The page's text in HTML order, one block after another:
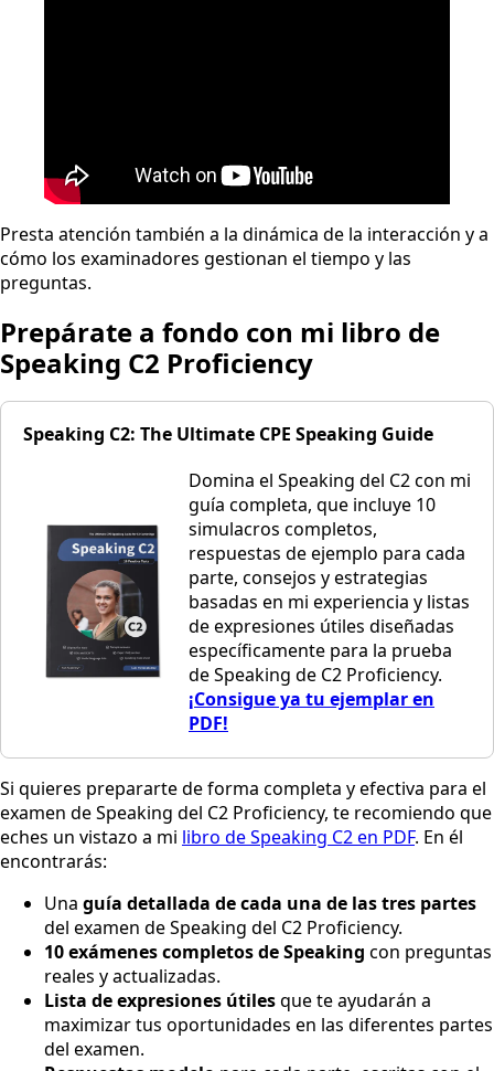
Presta atención también a la dinámica de la interacción y a
cómo los examinadores gestionan el tiempo y las
preguntas.
Prepárate a fondo con mi libro de
Speaking C2 Proficiency
Speaking C2: The Ultimate CPE Speaking Guide
Domina el Speaking del C2 con mi
guía completa, que incluye 10
simulacros completos,
respuestas de ejemplo para cada
parte, consejos y estrategias
basadas en mi experiencia y listas
de expresiones útiles diseñadas
específicamente para la prueba
de Speaking de C2 Proficiency.
¡Consigue ya tu ejemplar en
PDF!
Si quieres prepararte de forma completa y efectiva para el
examen de Speaking del C2 Proficiency, te recomiendo que
eches un vistazo a mi libro de Speaking C2 en PDF. En él
encontrarás:
Una guía detallada de cada una de las tres partes
del examen de Speaking del C2 Proficiency.
10 exámenes completos de Speaking con preguntas
reales y actualizadas.
Lista de expresiones útilesque te ayudarán a
maximizar tus oportunidades en las diferentes partes
del examen.